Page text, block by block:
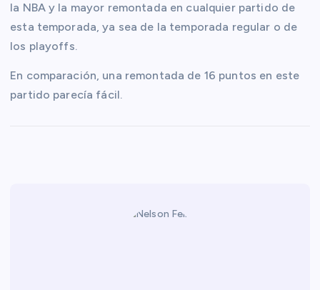
la NBA y la mayor remontada en cualquier partido de
esta temporada, ya sea de la temporada regular o de
los playoffs.
En comparación, una remontada de 16 puntos en este
partido parecía fácil.